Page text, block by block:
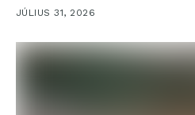
JÚLIUS 31, 2026